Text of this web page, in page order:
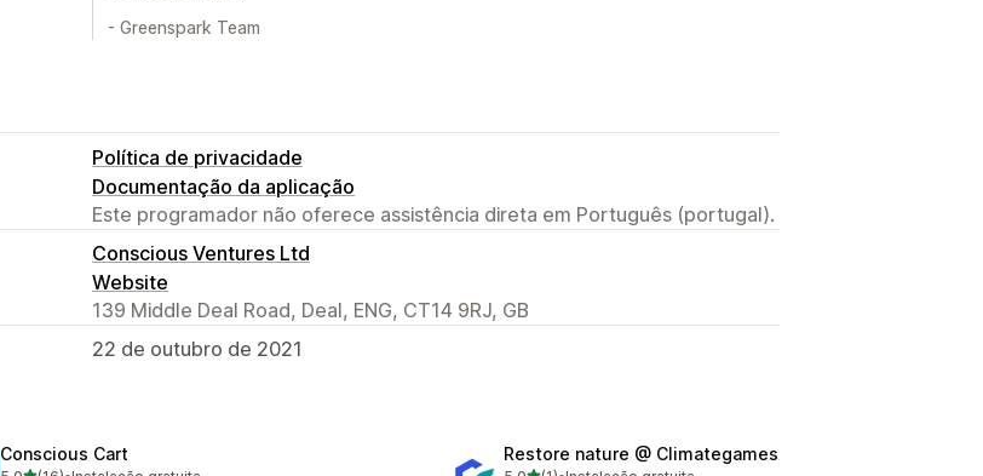
- Greenspark Team
Política de privacidade
Documentação da aplicação
Este programador não oferece assistência direta em Português (portugal).
Conscious Ventures Ltd
Website
139 Middle Deal Road, Deal, ENG, CT14 9RJ, GB
22 de outubro de 2021
Conscious Cart Restore nature @ Climategames